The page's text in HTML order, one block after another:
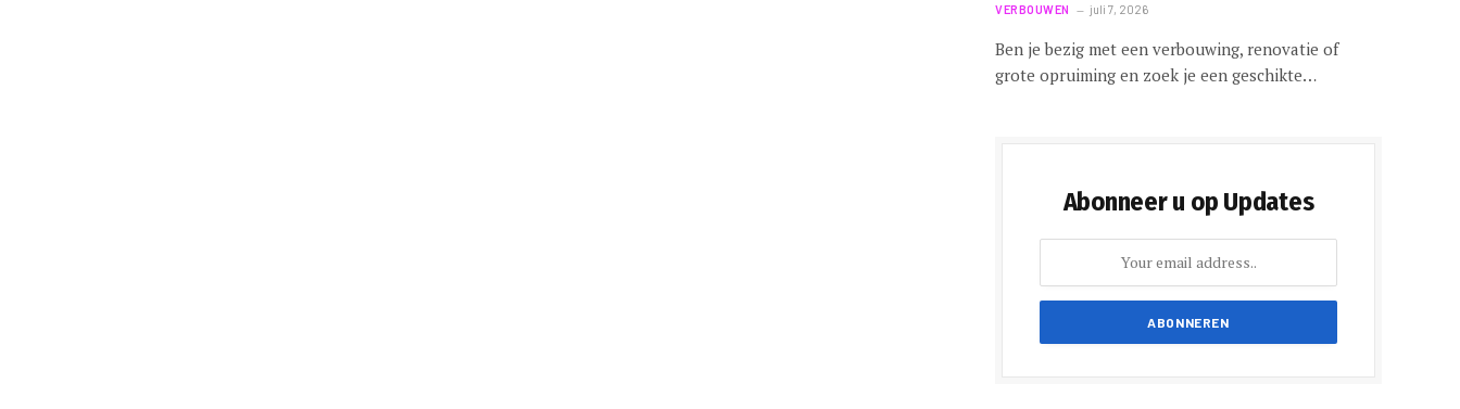
VERBOUWEN juli 7, 2026
Ben je bezig met een verbouwing, renovatie of
grote opruiming en zoek je een geschikte…
Abonneer u op Updates